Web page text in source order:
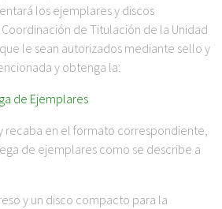
los ejemplares y discos
de Titulación de la Unidad
le sean autorizados mediante sello y
y obtenga la:
de Ejemplares
recaba en el formato correspondiente,
de ejemplares como se describe a
y un disco compacto para la